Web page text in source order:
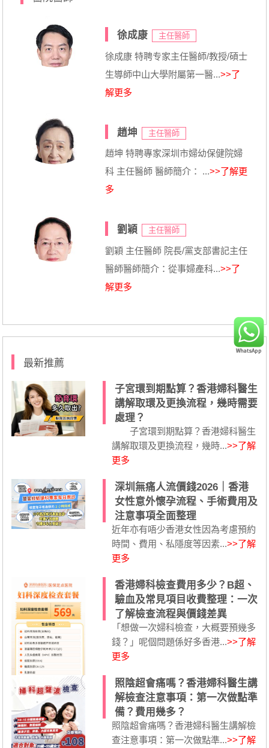
徐成康 主任醫師
徐成康 特聘专家主任醫師/教授/碩士
生導師中山大學附屬第一醫...>>了
解更多
趙坤 主任醫師
趙坤 特聘專家深圳市婦幼保健院婦
科 主任醫師 醫師簡介： ...>>了解更
多
劉穎 主任醫師
劉穎 主任醫師 院長/黨支部書記主任
醫師醫師簡介：從事婦產科...>>了
解更多
最新推薦
子宮環到期點算？香港婦科醫生
講解取環及更換流程，幾時需要
處理？
子宮環到期點算？香港婦科醫生
講解取環及更換流程，幾時...>>了解
更多
深圳無痛人流價錢2026｜香港
女性意外懷孕流程、手術費用及
注意事項全面整理
近年亦有唔少香港女性因為考慮預約
時間、費用、私隱度等因素...>>了解
更多
香港婦科檢查費用多少？B超、
驗血及常見項目收費整理：一次
了解檢查流程與價錢差異
「想做一次婦科檢查，大概要預幾多
錢？」呢個問題係好多香港...>>了解
更多
照陰超會痛嗎？香港婦科醫生講
解檢查注意事項：第一次做點準
備？費用幾多？
照陰超會痛嗎？香港婦科醫生講解檢
查注意事項：第一次做點準...>>了解